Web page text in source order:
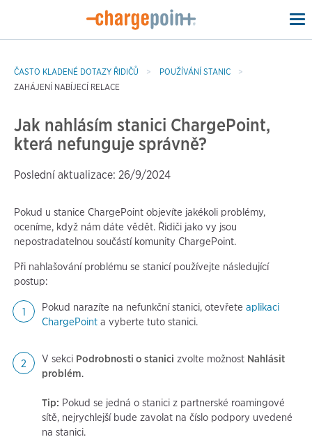
ČASTO KLADENÉ DOTAZY ŘIDIČŮ
POUŽÍVÁNÍ STANIC
ZAHÁJENÍ NABÍJECÍ RELACE
Jak nahlásím stanici ChargePoint,
která nefunguje správně?
Poslední aktualizace: 26/9/2024
Pokud u stanice ChargePoint objevíte jakékoli problémy,
oceníme, když nám dáte vědět. Řidiči jako vy jsou
nepostradatelnou součástí komunity ChargePoint.
Při nahlašování problému se stanicí používejte následující
postup:
Pokud narazíte na nefunkční stanici, otevřete aplikaci
ChargePoint a vyberte tuto stanici.
V sekci Podrobnosti o stanici zvolte možnost Nahlásit
problém.
Tip: Pokud se jedná o stanici z partnerské roamingové
sítě, nejrychlejší bude zavolat na číslo podpory uvedené
na stanici.